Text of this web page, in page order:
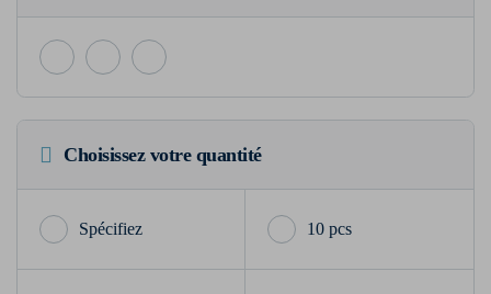
Choisissez votre quantité
10 pcs